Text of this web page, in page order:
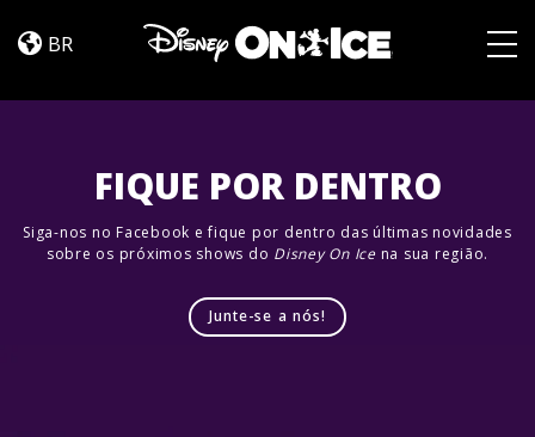
Trip
BR
FIQUE POR DENTRO
Siga-nos no Facebook e fique por dentro das últimas novidades
sobre os próximos shows do Disney On Icena sua região.
Junte-se a nós!